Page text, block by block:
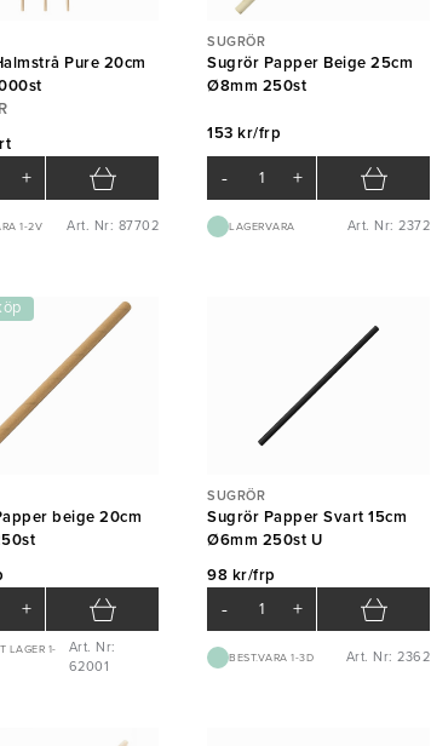
Pure 20cm
+
1-2V Art. Nr: 87702
SUGRÖR
Sugrör Papper Beige 25cm
Ø8mm 250st
153 kr/frp
- +
LAGERVARA Art. Nr: 2372
beige 20cm
+
LAGER 1-
Art. Nr:
62001
SUGRÖR
Sugrör Papper Svart 15cm
Ø6mm 250st U
98 kr/frp
- +
BEST.VARA 1-3D Art. Nr: 2362